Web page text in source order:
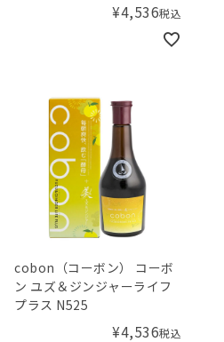
¥4,536税込
cobon（コーボン） コーボ
ン ユズ＆ジンジャーライフ
プラス N525
¥4,536税込